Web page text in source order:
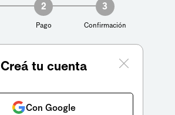
2
Pago
3
Confirmación
Creá tu cuenta
Con Google